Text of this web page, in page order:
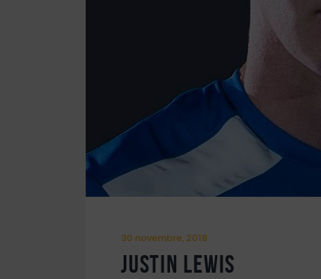
30 novembre, 2018
Justin Lewis